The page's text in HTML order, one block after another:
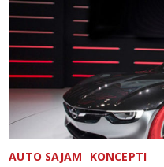
AUTO SAJAM KONCEPTI